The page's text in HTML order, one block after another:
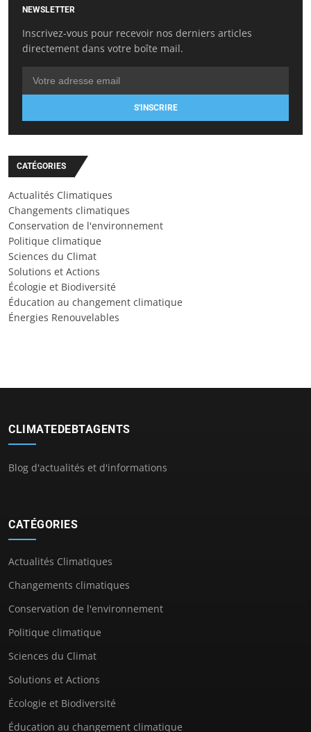
NEWSLETTER
Inscrivez-vous pour recevoir nos derniers articles
directement dans votre boîte mail.
S'INSCRIRE
CATÉGORIES
Actualités Climatiques
Changements climatiques
Conservation de l'environnement
Politique climatique
Sciences du Climat
Solutions et Actions
Écologie et Biodiversité
Éducation au changement climatique
Énergies Renouvelables
CLIMATEDEBTAGENTS
Blog d'actualités et d'informations
CATÉGORIES
Actualités Climatiques
Changements climatiques
Conservation de l'environnement
Politique climatique
Sciences du Climat
Solutions et Actions
Écologie et Biodiversité
Éducation au changement climatique